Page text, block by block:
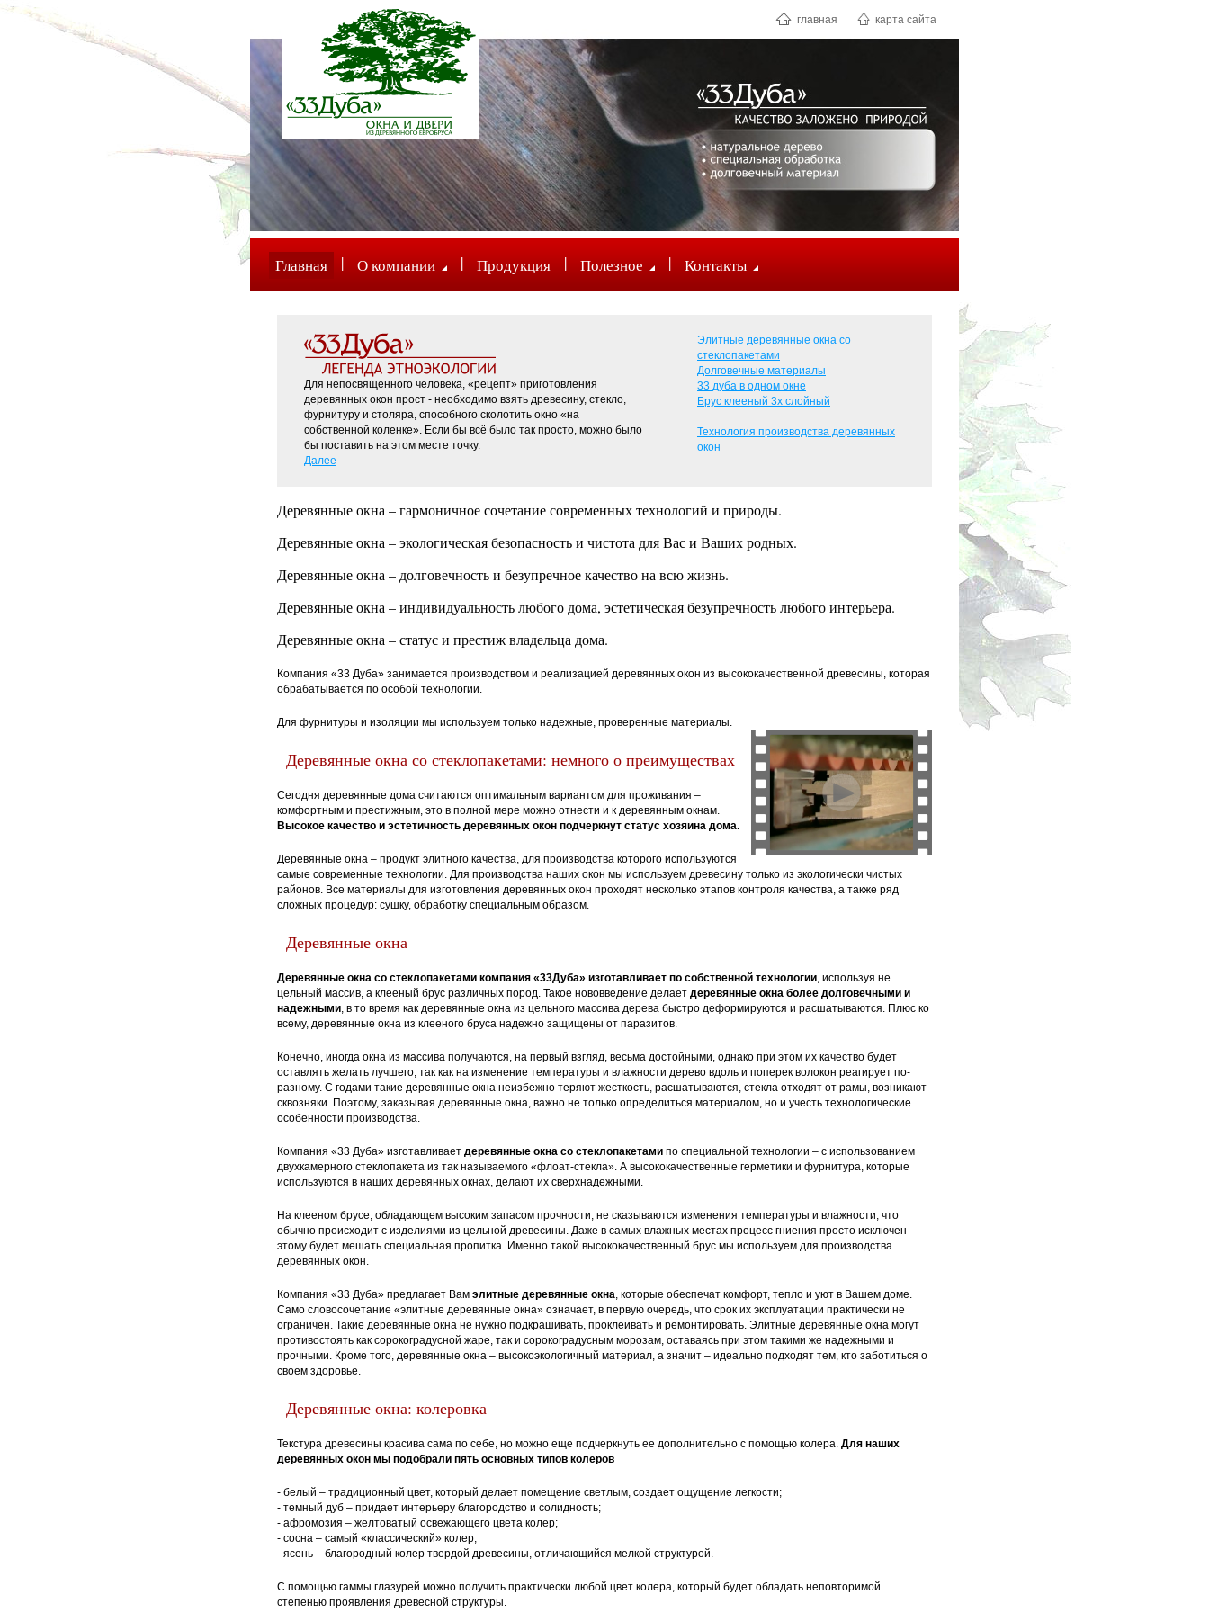
главная карта сайта
Главная | О компании | Продукция | Полезное | Контакты
Для непосвященного человека, «рецепт» приготовления
деревянных окон прост - необходимо взять древесину, стекло,
фурнитуру и столяра, способного сколотить окно «на
собственной коленке». Если бы всё было так просто, можно было
бы поставить на этом месте точку.
Далее
Элитные деревянные окна со
стеклопакетами
Долговечные материалы
33 дуба в одном окне
Брус клееный 3х слойный
Технология производства деревянных
окон
Деревянные окна – гармоничное сочетание современных технологий и природы.
Деревянные окна – экологическая безопасность и чистота для Вас и Ваших родных.
Деревянные окна – долговечность и безупречное качество на всю жизнь.
Деревянные окна – индивидуальность любого дома, эстетическая безупречность любого интерьера.
Деревянные окна – статус и престиж владельца дома.
Компания «33 Дуба» занимается производством и реализацией деревянных окон из высококачественной древесины, которая
обрабатывается по особой технологии.
Для фурнитуры и изоляции мы используем только надежные, проверенные материалы.
Деревянные окна со стеклопакетами: немного о преимуществах
Сегодня деревянные дома считаются оптимальным вариантом для проживания –
комфортным и престижным, это в полной мере можно отнести и к деревянным окнам.
Высокое качество и эстетичность деревянных окон подчеркнут статус хозяина дома.
Деревянные окна – продукт элитного качества, для производства которого используются
самые современные технологии. Для производства наших окон мы используем древесину только из экологически чистых
районов. Все материалы для изготовления деревянных окон проходят несколько этапов контроля качества, а также ряд
сложных процедур: сушку, обработку специальным образом.
Деревянные окна
Деревянные окна со стеклопакетами компания «33Дуба» изготавливает по собственной технологии, используя не
цельный массив, а клееный брус различных пород. Такое нововведение делает деревянные окна более долговечными и
надежными, в то время как деревянные окна из цельного массива дерева быстро деформируются и расшатываются. Плюс ко
всему, деревянные окна из клееного бруса надежно защищены от паразитов.
Конечно, иногда окна из массива получаются, на первый взгляд, весьма достойными, однако при этом их качество будет
оставлять желать лучшего, так как на изменение температуры и влажности дерево вдоль и поперек волокон реагирует по-
разному. С годами такие деревянные окна неизбежно теряют жесткость, расшатываются, стекла отходят от рамы, возникают
сквозняки. Поэтому, заказывая деревянные окна, важно не только определиться материалом, но и учесть технологические
особенности производства.
Компания «33 Дуба» изготавливает деревянные окна со стеклопакетами по специальной технологии – с использованием
двухкамерного стеклопакета из так называемого «флоат-стекла». А высококачественные герметики и фурнитура, которые
используются в наших деревянных окнах, делают их сверхнадежными.
На клееном брусе, обладающем высоким запасом прочности, не сказываются изменения температуры и влажности, что
обычно происходит с изделиями из цельной древесины. Даже в самых влажных местах процесс гниения просто исключен –
этому будет мешать специальная пропитка. Именно такой высококачественный брус мы используем для производства
деревянных окон.
Компания «33 Дуба» предлагает Вам элитные деревянные окна, которые обеспечат комфорт, тепло и уют в Вашем доме.
Само словосочетание «элитные деревянные окна» означает, в первую очередь, что срок их эксплуатации практически не
ограничен. Такие деревянные окна не нужно подкрашивать, проклеивать и ремонтировать. Элитные деревянные окна могут
противостоять как сорокоградусной жаре, так и сорокоградусным морозам, оставаясь при этом такими же надежными и
прочными. Кроме того, деревянные окна – высокоэкологичный материал, а значит – идеально подходят тем, кто заботиться о
своем здоровье.
Деревянные окна: колеровка
Текстура древесины красива сама по себе, но можно еще подчеркнуть ее дополнительно с помощью колера. Для наших
деревянных окон мы подобрали пять основных типов колеров
- белый – традиционный цвет, который делает помещение светлым, создает ощущение легкости;
- темный дуб – придает интерьеру благородство и солидность;
- афромозия – желтоватый освежающего цвета колер;
- сосна – самый «классический» колер;
- ясень – благородный колер твердой древесины, отличающийся мелкой структурой.
С помощью гаммы глазурей можно получить практически любой цвет колера, который будет обладать неповторимой
степенью проявления древесной структуры.